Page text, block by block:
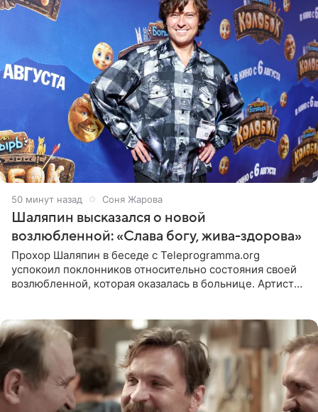
50 минут назад Соня Жарова
Шаляпин высказался о новой
возлюбленной: «Слава богу, жива-здорова»
Прохор Шаляпин в беседе с Teleprogramma.org
успокоил поклонников относительно состояния своей
возлюбленной, которая оказалась в больнице. Артист